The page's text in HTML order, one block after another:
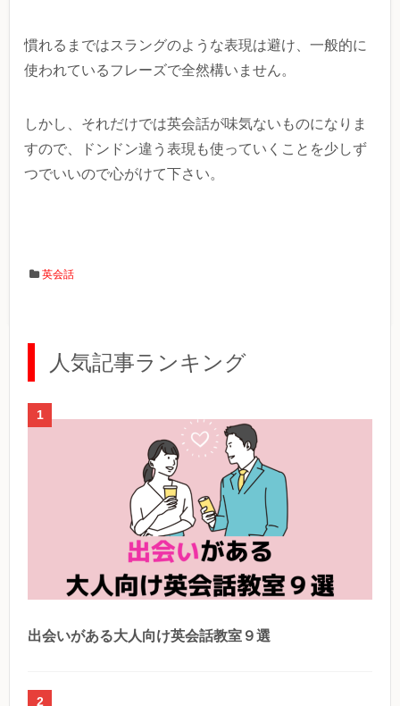
慣れるまではスラングのような表現は避け、一般的に
使われているフレーズで全然構いません。
しかし、それだけでは英会話が味気ないものになりま
すので、ドンドン違う表現も使っていくことを少しず
つでいいので心がけて下さい。
英会話
人気記事ランキング
1
出会いがある大人向け英会話教室９選
2